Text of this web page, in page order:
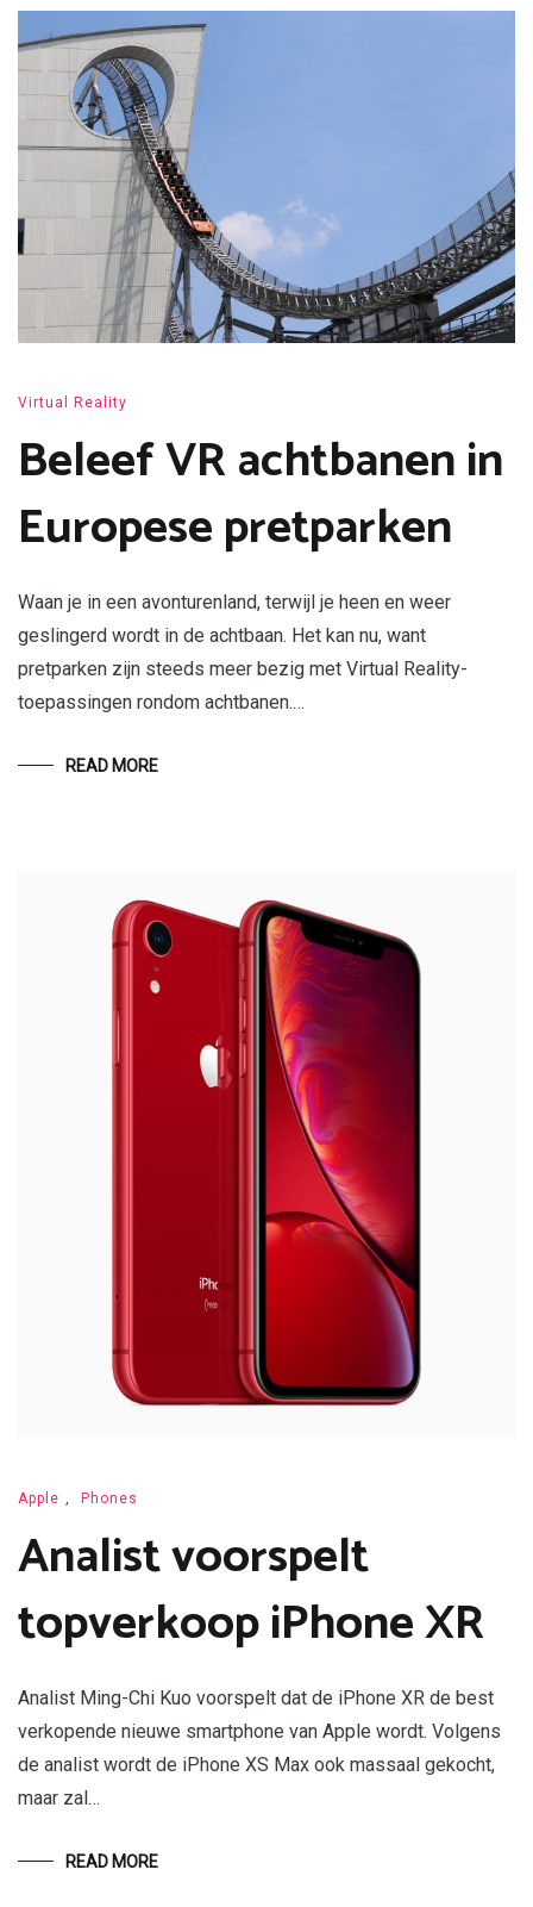
Virtual Reality
Beleef VR achtbanen in
Europese pretparken
Waan je in een avonturenland, terwijl je heen en weer
geslingerd wordt in de achtbaan. Het kan nu, want
pretparken zijn steeds meer bezig met Virtual Reality-
toepassingen rondom achtbanen.…
READ MORE
Apple , Phones
Analist voorspelt
topverkoop iPhone XR
Analist Ming-Chi Kuo voorspelt dat de iPhone XR de best
verkopende nieuwe smartphone van Apple wordt. Volgens
de analist wordt de iPhone XS Max ook massaal gekocht,
maar zal…
READ MORE